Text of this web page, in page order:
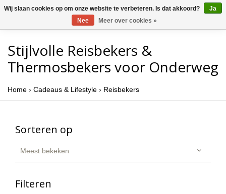
Stijlvolle Reisbekers &
Thermosbekers voor Onderweg
Home › Cadeaus & Lifestyle › Reisbekers
Sorteren op
Meest bekeken
Filteren
Wij slaan cookies op om onze website te verbeteren. Is dat akkoord?
Ja
Nee
Meer over cookies »